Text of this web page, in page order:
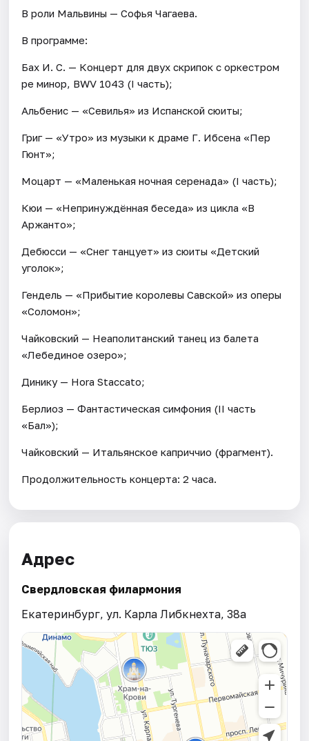
В роли Мальвины — Софья Чагаева.
В программе:
Бах И. С. — Концерт для двух скрипок с оркестром
ре минор, BWV 1043 (I часть);
Альбенис — «Севилья» из Испанской сюиты;
Григ — «Утро» из музыки к драме Г. Ибсена «Пер
Гюнт»;
Моцарт — «Маленькая ночная серенада» (I часть);
Кюи — «Непринуждённая беседа» из цикла «В
Аржанто»;
Дебюсси — «Снег танцует» из сюиты «Детский
уголок»;
Гендель — «Прибытие королевы Савской» из оперы
«Соломон»;
Чайковский — Неаполитанский танец из балета
«Лебединое озеро»;
Динику — Hora Staccato;
Берлиоз — Фантастическая симфония (II часть
«Бал»);
Чайковский — Итальянское каприччио (фрагмент).
Продолжительность концерта: 2 часа.
Адрес
Свердловская филармония
Екатеринбург, ул. Карла Либкнехта, 38а